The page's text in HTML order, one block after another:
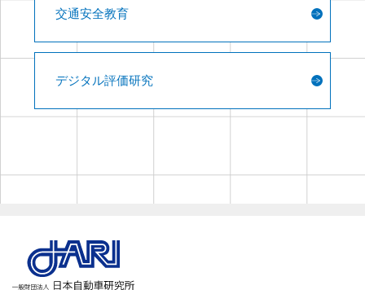
交通安全教育
デジタル評価研究